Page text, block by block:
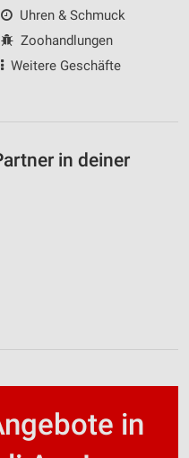
Uhren & Schmuck
Zoohandlungen
Weitere Geschäfte
in deiner
in